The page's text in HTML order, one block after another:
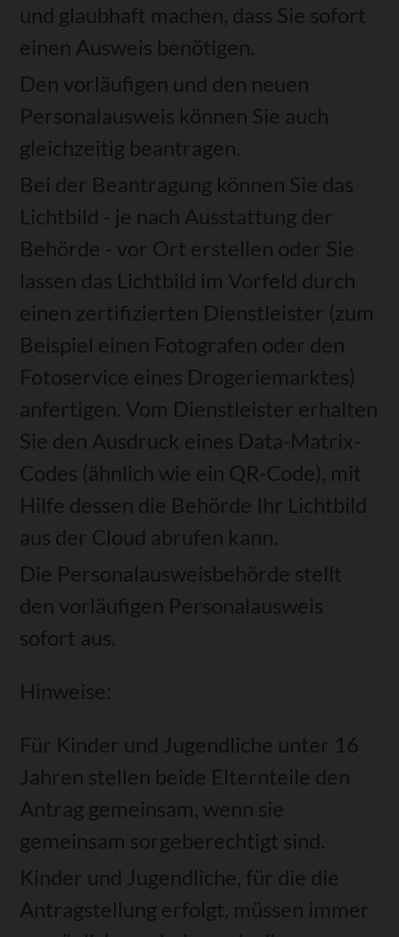
und glaubhaft machen, dass Sie sofort
einen Ausweis benötigen.
Den vorläufigen und den neuen
Personalausweis können Sie auch
gleichzeitig beantragen.
Bei der Beantragung können Sie das
Lichtbild - je nach Ausstattung der
Behörde - vor Ort erstellen oder Sie
lassen das Lichtbild im Vorfeld durch
einen zertifizierten Dienstleister (zum
Beispiel einen Fotografen oder den
Fotoservice eines Drogeriemarktes)
anfertigen. Vom Dienstleister erhalten
Sie den Ausdruck eines Data-Matrix-
Codes (ähnlich wie ein QR-Code), mit
Hilfe dessen die Behörde Ihr Lichtbild
aus der Cloud abrufen kann.
Die Personalausweisbehörde stellt
den vorläufigen Personalausweis
sofort aus.
Hinweise:
Für Kinder und Jugendliche unter 16
Jahren stellen beide Elternteile den
Antrag gemeinsam, wenn sie
gemeinsam sorgeberechtigt sind.
Kinder und Jugendliche, für die die
Antragstellung erfolgt, müssen immer